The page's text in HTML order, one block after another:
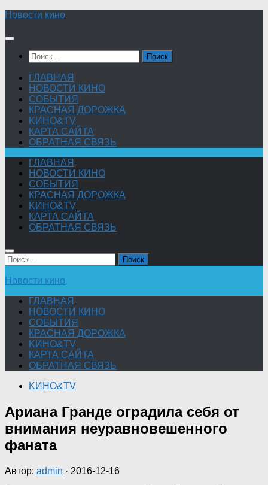
Skip
content
Новости кино
Найти:
ГЛАВНАЯ
НОВОСТИ КИНО
СОБЫТИЯ
КРАСНАЯ ДОРОЖКА
KИНО&TV
КАРТА САЙТА
ОБРАТНАЯ СВЯЗЬ
ГЛАВНАЯ
НОВОСТИ КИНО
СОБЫТИЯ
КРАСНАЯ ДОРОЖКА
KИНО&TV
КАРТА САЙТА
ОБРАТНАЯ СВЯЗЬ
Найти:
Новости кино
ГЛАВНАЯ
НОВОСТИ КИНО
СОБЫТИЯ
КРАСНАЯ ДОРОЖКА
KИНО&TV
КАРТА САЙТА
ОБРАТНАЯ СВЯЗЬ
KИНО&TV
Ариана Гранде оградила себя от
внимания неуравновешенного
фаната
Автор: admin · 2016-12-16